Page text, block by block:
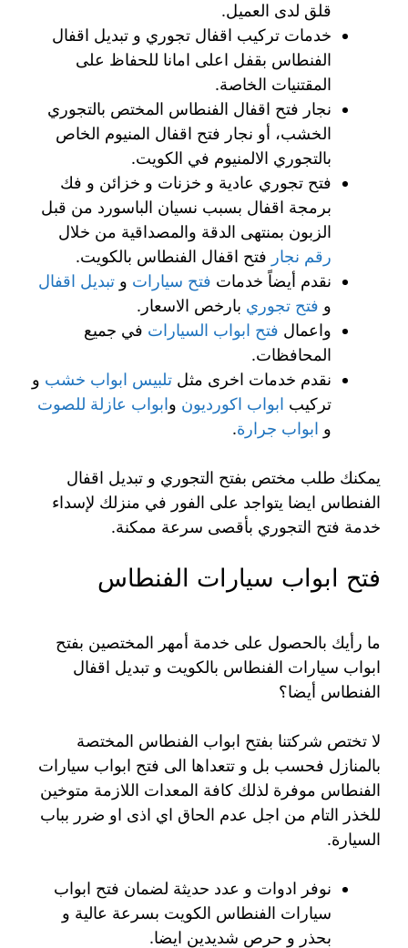
قلق لدى العميل.
خدمات تركيب اقفال تجوري و تبديل اقفال
الفنطاس بقفل اعلى امانا للحفاظ على
المقتنيات الخاصة.
نجار فتح اقفال الفنطاس المختص بالتجوري
الخشب، أو نجار فتح اقفال المنيوم الخاص
بالتجوري الالمنيوم في الكويت.
فتح تجوري عادية و خزنات و خزائن و فك
برمجة اقفال بسبب نسيان الباسورد من قبل
الزبون بمنتهى الدقة والمصداقية من خلال
رقم نجار فتح اقفال الفنطاس بالكويت.
نقدم أيضاً خدمات فتح سيارات و تبديل اقفال
و فتح تجوري بارخص الاسعار.
واعمال فتح ابواب السيارات في جميع
المحافظات.
نقدم خدمات اخرى مثل تلبيس ابواب خشب و
تركيب ابواب اكورديون وابواب عازلة للصوت
و ابواب جرارة.
يمكنك طلب مختص بفتح التجوري و تبديل اقفال
الفنطاس ايضا يتواجد على الفور في منزلك لإسداء
خدمة فتح التجوري بأقصى سرعة ممكنة.
فتح ابواب سيارات الفنطاس
ما رأيك بالحصول على خدمة أمهر المختصين بفتح
ابواب سيارات الفنطاس بالكويت و تبديل اقفال
الفنطاس أيضا؟
لا تختص شركتنا بفتح ابواب الفنطاس المختصة
بالمنازل فحسب بل و تتعداها الى فتح ابواب سيارات
الفنطاس موفرة لذلك كافة المعدات اللازمة متوخين
للخذر التام من اجل عدم الحاق اي اذى او ضرر بباب
السيارة.
نوفر ادوات و عدد حديثة لضمان فتح ابواب
سيارات الفنطاس الكويت بسرعة عالية و
بحذر و حرص شديدين ايضا.